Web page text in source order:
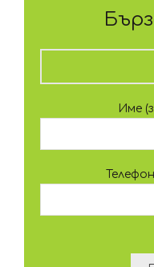
Име